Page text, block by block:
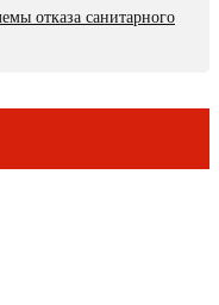
отказа санитарного